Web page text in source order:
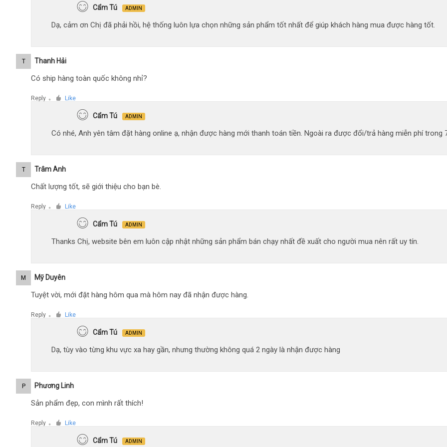
Cẩm Tú ADMIN
Dạ, cảm ơn Chị đã phải hồi, hệ thống luôn lựa chọn những sản phẩm tốt nhất để giúp khách hàng mua được hàng tốt.
T Thanh Hải
Có ship hàng toàn quốc không nhỉ?
Reply ● Like
Cẩm Tú ADMIN
Có nhé, Anh yên tâm đặt hàng online ạ, nhận được hàng mới thanh toán tiền. Ngoài ra được đổi/trả hàng miễn phí trong
T Trâm Anh
Chất lượng tốt, sẽ giới thiệu cho bạn bè.
Reply ● Like
Cẩm Tú ADMIN
Thanks Chị, website bên em luôn cập nhật những sản phẩm bán chạy nhất đề xuất cho người mua nên rất uy tín.
M Mỹ Duyên
Tuyệt vời, mới đặt hàng hôm qua mà hôm nay đã nhận được hàng.
Reply ● Like
Cẩm Tú ADMIN
Dạ, tùy vào từng khu vực xa hay gần, nhưng thường không quá 2 ngày là nhận được hàng
P Phương Linh
Sản phẩm đẹp, con mình rất thích!
Reply ● Like
Cẩm Tú ADMIN